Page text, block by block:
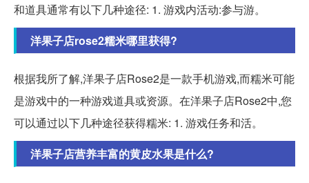
和道具通常有以下几种途径: 1. 游戏内活动:参与游。
洋果子店rose2糯米哪里获得?
根据我所了解,洋果子店Rose2是一款手机游戏,而糯米可能
是游戏中的一种游戏道具或资源。在洋果子店Rose2中,您
可以通过以下几种途径获得糯米: 1. 游戏任务和活。
洋果子店营养丰富的黄皮水果是什么?